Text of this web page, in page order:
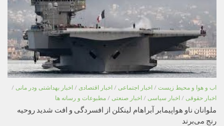
اب و هوا و محیط زیست / اخبار اجتماعی / اخبار اقتصادی / اخبار بهداشتی ودر مانی /
اخبار حقوقی / اخبار سیاسی / اخبار صنعتی / مطبوعات و رسانه ها
ملوانان ناو هواپیمابر آبراهام لینکلن از افسردگی و افت شدید روحیه
رنج می‌برند